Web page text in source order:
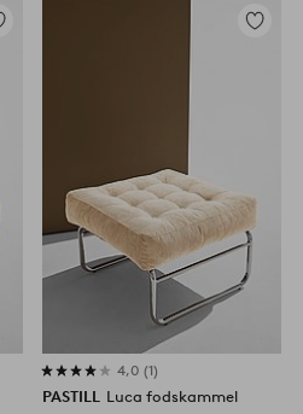
Zu
4,0 1
PASTILL Luca fodskammel